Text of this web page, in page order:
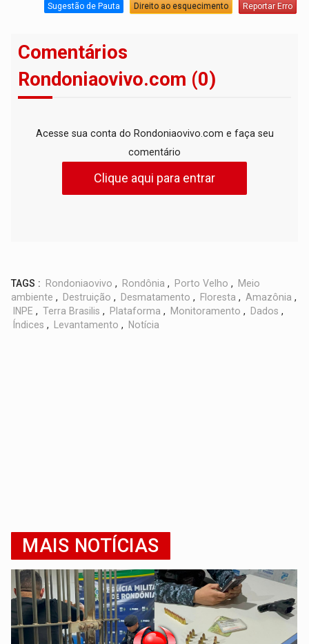
Sugestão de Pauta Direito ao esquecimento Reportar Erro
Comentários
Rondoniaovivo.com (0)
Acesse sua conta do Rondoniaovivo.com e faça seu
comentário
Clique aqui para entrar
TAGS : Rondoniaovivo , Rondônia , Porto Velho ,
Meio
ambiente , Destruição , Desmatamento , Floresta , Amazônia ,
INPE , Terra Brasilis , Plataforma , Monitoramento , Dados ,
Índices , Levantamento , Notícia
MAIS NOTÍCIAS